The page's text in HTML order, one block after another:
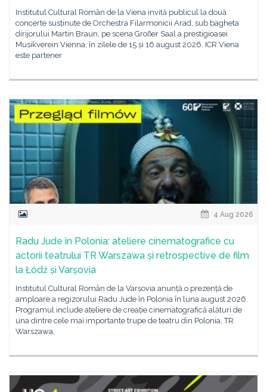
Institutul Cultural Român de la Viena invită publicul la două
concerte susținute de Orchestra Filarmonicii Arad, sub bagheta
dirijorului Martin Braun, pe scena Großer Saal a prestigioasei
Musikverein Vienna, în zilele de 15 și 16 august 2026. ICR Viena
este partener
4 Aug 2026
Radu Jude în Polonia: ateliere cinematografice cu
actorii teatrului TR Warszawa și retrospective de film
la Łódź și Varșovia
Institutul Cultural Român de la Varșovia anunță o prezență de
amploare a regizorului Radu Jude în Polonia în luna august 2026.
Programul include ateliere de creație cinematografică alături de
una dintre cele mai importante trupe de teatru din Polonia, TR
Warszawa,